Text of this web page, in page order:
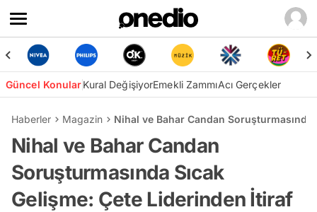
Güncel KonularKural DeğişiyorEmekli ZammıAcı Gerçekler
Haberler Magazin Nihal ve Bahar Candan
Nihal ve Bahar Candan
Soruşturmasında Sıcak
Gelişme: Çete Liderinden İtiraf